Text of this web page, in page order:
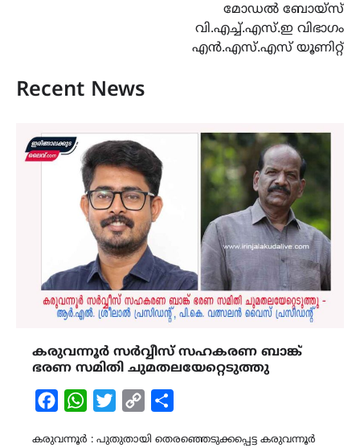
മോഡൽ ബോയ്സ്
വി.എച്ച്.എസ്.ഇ വിഭാഗം
എൻ.എസ്.എസ് യൂണിറ്റ്
Recent News
കരുവന്നൂർ സർവ്വീസ് സഹകരണ ബാങ്ക്
ഭരണ സമിതി ചുമതലയേറ്റെടുത്തു
FacebookWhatsAppTwitterCopy
കരുവന്നൂർ : പുതുതായി തെരഞ്ഞെടുക്കപ്പെട്ട കരുവന്നൂർ